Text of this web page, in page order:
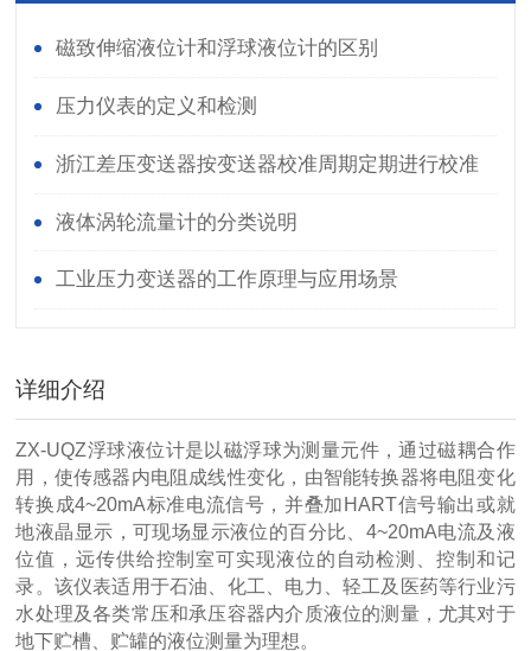
磁致伸缩液位计和浮球液位计的区别
压力仪表的定义和检测
浙江差压变送器按变送器校准周期定期进行校准
液体涡轮流量计的分类说明
工业压力变送器的工作原理与应用场景
详细介绍
ZX-UQZ浮球液位计是以磁浮球为测量元件，通过磁耦合作
用，使传感器内电阻成线性变化，由智能转换器将电阻变化
转换成4~20mA标准电流信号，并叠加HART信号输出或就
地液晶显示，可现场显示液位的百分比、4~20mA电流及液
位值，远传供给控制室可实现液位的自动检测、控制和记
录。该仪表适用于石油、化工、电力、轻工及医药等行业污
水处理及各类常压和承压容器内介质液位的测量，尤其对于
地下贮槽、贮罐的液位测量为理想。